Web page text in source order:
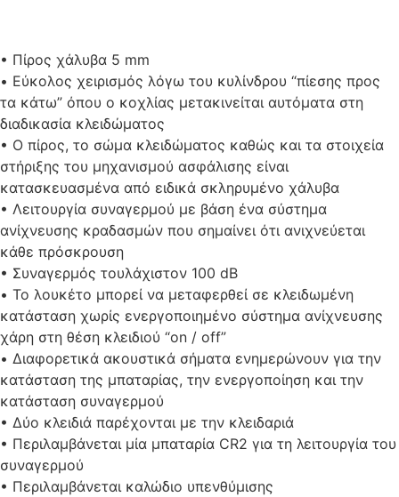
• Πίρος χάλυβα 5 mm
• Εύκολος χειρισμός λόγω του κυλίνδρου “πίεσης προς
τα κάτω” όπου ο κοχλίας μετακινείται αυτόματα στη
διαδικασία κλειδώματος
• Ο πίρος, το σώμα κλειδώματος καθώς και τα στοιχεία
στήριξης του μηχανισμού ασφάλισης είναι
κατασκευασμένα από ειδικά σκληρυμένο χάλυβα
• Λειτουργία συναγερμού με βάση ένα σύστημα
ανίχνευσης κραδασμών που σημαίνει ότι ανιχνεύεται
κάθε πρόσκρουση
• Συναγερμός τουλάχιστον 100 dB
• Το λουκέτο μπορεί να μεταφερθεί σε κλειδωμένη
κατάσταση χωρίς ενεργοποιημένο σύστημα ανίχνευσης
χάρη στη θέση κλειδιού “on / off”
• Διαφορετικά ακουστικά σήματα ενημερώνουν για την
κατάσταση της μπαταρίας, την ενεργοποίηση και την
κατάσταση συναγερμού
• Δύο κλειδιά παρέχονται με την κλειδαριά
• Περιλαμβάνεται μία μπαταρία CR2 για τη λειτουργία του
συναγερμού
• Περιλαμβάνεται καλώδιο υπενθύμισης